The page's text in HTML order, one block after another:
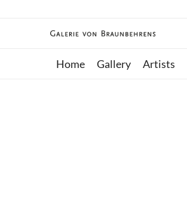
Home Gallery Artists